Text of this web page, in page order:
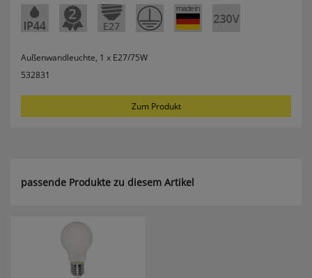
Außenwandleuchte, 1 x E27/75W
532831
Zum Produkt
passende Produkte zu diesem Artikel
Userlike Livechat
uslk_e
Dieses Cookie speichert eine eindeutige
Kennzeichnung für jeden Live-Chat, damit der
wiedererkannt und nach Möglichkeit mit
demselben Operator verbunden werden kann,
legt eine eindeutige Sitzungs-ID fest. Es sorgt
während auf der Website gesurft wird.
Speichern der Kamera für MPM-